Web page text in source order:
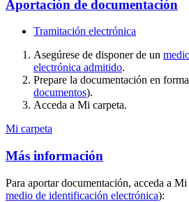
Aportación de documentación
Tramitación electrónica
Asegúrese de disponer de un
electrónica admitido.
Prepare la documentación en
documentos).
Acceda a Mi carpeta.
Mi carpeta
Más información
Para aportar documentación, acceda a
medio de identificación electrónica):